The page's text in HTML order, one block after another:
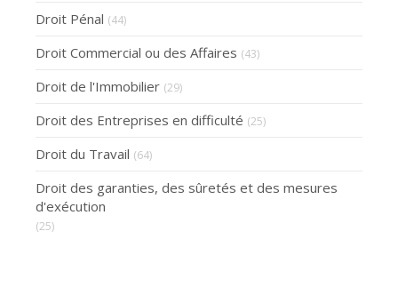
Droit Pénal (44)
Droit Commercial ou des Affaires (43)
Droit de l'Immobilier (29)
Droit des Entreprises en difficulté (25)
Droit du Travail (64)
Droit des garanties, des sûretés et des mesures
d'exécution
(25)